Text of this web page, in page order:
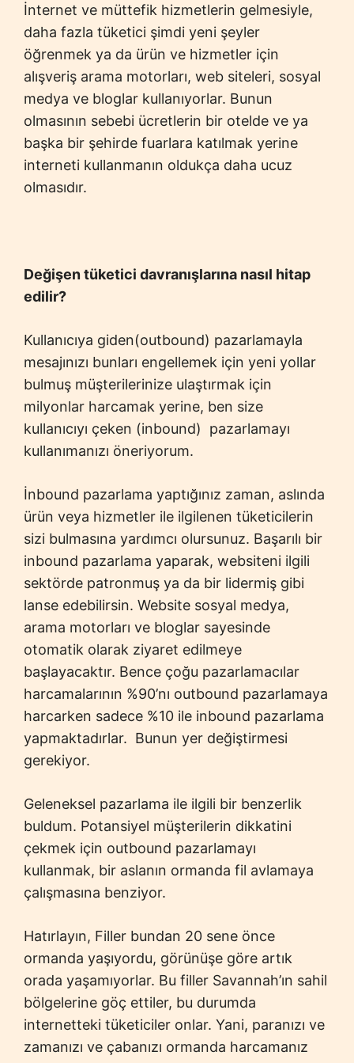
İnternet ve müttefik hizmetlerin gelmesiyle,
daha fazla tüketici şimdi yeni şeyler
öğrenmek ya da ürün ve hizmetler için
alışveriş arama motorları, web siteleri, sosyal
medya ve bloglar kullanıyorlar. Bunun
olmasının sebebi ücretlerin bir otelde ve ya
başka bir şehirde fuarlara katılmak yerine
interneti kullanmanın oldukça daha ucuz
olmasıdır.
Değişen tüketici davranışlarına nasıl hitap
edilir?
Kullanıcıya giden(outbound) pazarlamayla
mesajınızı bunları engellemek için yeni yollar
bulmuş müşterilerinize ulaştırmak için
milyonlar harcamak yerine, ben size
kullanıcıyı çeken (inbound) pazarlamayı
kullanımanızı öneriyorum.
İnbound pazarlama yaptığınız zaman, aslında
ürün veya hizmetler ile ilgilenen tüketicilerin
sizi bulmasına yardımcı olursunuz. Başarılı bir
inbound pazarlama yaparak, websiteni ilgili
sektörde patronmuş ya da bir lidermiş gibi
lanse edebilirsin. Website sosyal medya,
arama motorları ve bloglar sayesinde
otomatik olarak ziyaret edilmeye
başlayacaktır. Bence çoğu pazarlamacılar
harcamalarının %90’nı outbound pazarlamaya
harcarken sadece %10 ile inbound pazarlama
yapmaktadırlar. Bunun yer değiştirmesi
gerekiyor.
Geleneksel pazarlama ile ilgili bir benzerlik
buldum. Potansiyel müşterilerin dikkatini
çekmek için outbound pazarlamayı
kullanmak, bir aslanın ormanda fil avlamaya
çalışmasına benziyor.
Hatırlayın, Filler bundan 20 sene önce
ormanda yaşıyordu, görünüşe göre artık
orada yaşamıyorlar. Bu filler Savannah’ın sahil
bölgelerine göç ettiler, bu durumda
internetteki tüketiciler onlar. Yani, paranızı ve
zamanızı ve çabanızı ormanda harcamanız